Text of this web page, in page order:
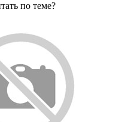
по теме?